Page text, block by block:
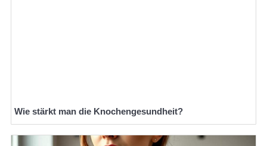
Wie stärkt man die Knochengesundheit?